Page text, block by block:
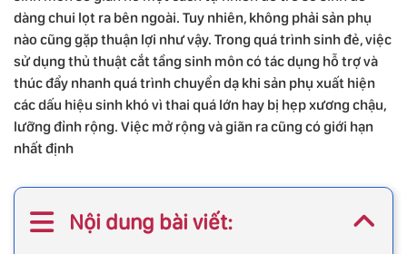
dàng chui lọt ra bên ngoài. Tuy nhiên, không phải sản phụ
nào cũng gặp thuận lợi như vậy. Trong quá trình sinh đẻ, việc
sử dụng thủ thuật cắt tầng sinh môn có tác dụng hỗ trợ và
thúc đẩy nhanh quá trình chuyển dạ khi sản phụ xuất hiện
các dấu hiệu sinh khó vì thai quá lớn hay bị hẹp xương chậu,
lưỡng đỉnh rộng. Việc mở rộng và giãn ra cũng có giới hạn
nhất định
Nội dung bài viết: